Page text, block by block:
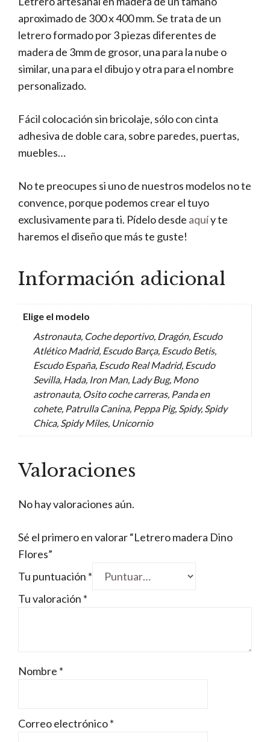
aproximado de 300 x 400 mm. Se trata de un
letrero formado por 3 piezas diferentes de
madera de 3mm de grosor, una para la nube o
similar, una para el dibujo y otra para el nombre
personalizado.
Fácil colocación sin bricolaje, sólo con cinta
adhesiva de doble cara, sobre paredes, puertas,
muebles…
No te preocupes si uno de nuestros modelos no te
convence, porque podemos crear el tuyo
exclusivamente para ti. Pídelo desde aquíy te
haremos el diseño que más te guste!
Información adicional
Elige el modelo
Astronauta, Coche deportivo, Dragón, Escudo
Atlético Madrid, Escudo Barça, Escudo Betis,
Escudo España, Escudo Real Madrid, Escudo
Sevilla, Hada, Iron Man, Lady Bug, Mono
astronauta, Osito coche carreras, Panda en
cohete, Patrulla Canina, Peppa Pig, Spidy, Spidy
Chica, Spidy Miles, Unicornio
Valoraciones
No hay valoraciones aún.
Sé el primero en valorar “Letrero madera Dino
Flores”
Tu puntuación *
Tu valoración *
Nombre *
Correo electrónico*